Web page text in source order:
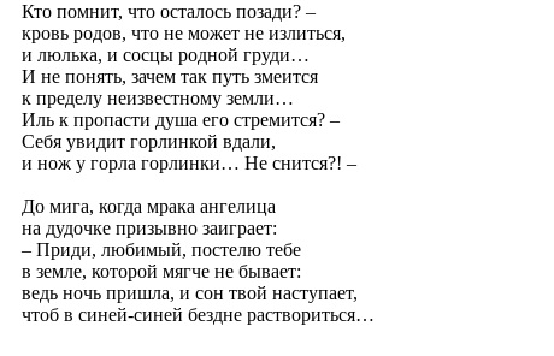
Кто помнит, что осталось позади? –
кровь родов, что не может не излиться,
и люлька, и сосцы родной груди…
И не понять, зачем так путь змеится
к пределу неизвестному земли…
Иль к пропасти душа его стремится? –
Себя увидит горлинкой вдали,
и нож у горла горлинки… Не снится?! –
До мига, когда мрака ангелица
на дудочке призывно заиграет:
– Приди, любимый, постелю тебе
в земле, которой мягче не бывает:
ведь ночь пришла, и сон твой наступает,
чтоб в синей-синей бездне раствориться…